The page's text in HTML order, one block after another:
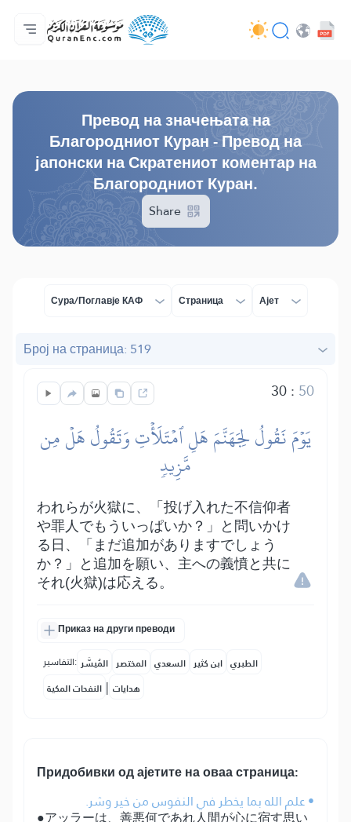
Дома
Содржина на преводи
Audio
Услуги на програмерите - API
За проектот
Контактирај нè
Јазик
Превод на значењата на
Благородниот Куран - Превод на
јапонски на Скратениот коментар на
Благородниот Куран.
Share
Сура/Поглавје КАФ Страница Ајет
Број на страница: 519
30: 50
يَوۡمَ نَقُولُ لِجَهَنَّمَ هَلِ ٱمۡتَلَأۡتِ وَتَقُولُ هَلۡ مِن
مَّزِيدٖ
われらが火獄に、「投げ入れた不信仰者
や罪人でもういっぱいか？」と問いかけ
る日、「まだ追加がありますでしょう
か？」と追加を願い、主への義憤と共に
それ(火獄)は応える。
Приказ на други преводи
التفاسير: المُيسَّر المختصر السعدي ابن كثير الطبري
النفحات المكية | هدايات
Придобивки од ајетите на оваа страница:
• علم الله بما يخطر في النفوس من خير وشر.